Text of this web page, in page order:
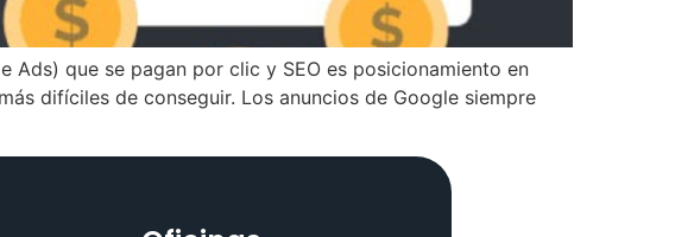
Ads) que se pagan por clic y SEO es posicionamiento en
difíciles de conseguir. Los anuncios de Google siempre